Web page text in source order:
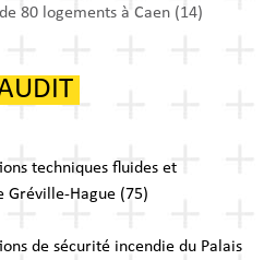
80 logements à Caen (14)
techniques fluides et
Gréville-Hague (75)
de sécurité incendie du Palais